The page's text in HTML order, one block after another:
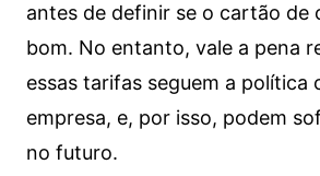
antes de definir se o cartão de
bom. No entanto, vale a pena
essas tarifas seguem a política
empresa, e, por isso, podem
no futuro.